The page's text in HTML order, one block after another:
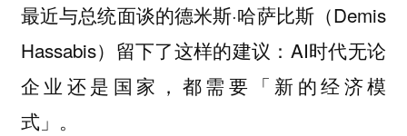
最近与总统面谈的德米斯·哈萨比斯（Demis
Hassabis）留下了这样的建议：AI时代无论
企业还是国家，都需要「新的经济模
式」。